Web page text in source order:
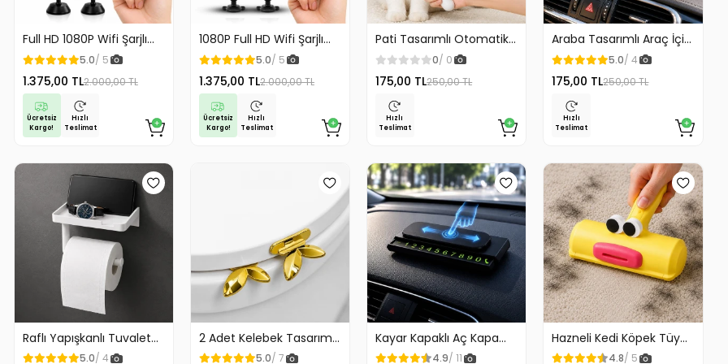
Full HD 1080P Wifi Şarjlı
Mini Güvenlik Kamerası
Geniş Açılı Balık Gözü
Maksimum Görüntü
Kalitesi
5.0/ 5
1.375,00 TL2.000,00 TL
Ücretsiz
Kargo!
Hızlı
Teslimat
1080P Full HD Wifi Şarjlı
Mini Güvenlik Kamerası
Geniş Açılı Balık Gözü
Maksimum Görüntü
Kalitesi
5.0/ 5
1.375,00 TL2.000,00 TL
Ücretsiz
Kargo!
Hızlı
Teslimat
Pati Tasarımlı Otomatik
Temizlenen Evcil Hayvan
Fırçası
0/ 0
175,00 TL250,00 TL
Hızlı
Teslimat
Araba Tasarımlı Araç İçi
Telefon Tutucu 360
Dönebilen Ayarlı
5.0/ 4
175,00 TL250,00 TL
Hızlı
Teslimat
Raflı Yapışkanlı Tuvalet
Kağıdı Askılığı
5.0/ 4
2 Adet Kelebek Tasarım
Klozet Kaldırma Aparatı
5.0/ 7
Kayar Kapaklı Aç Kapa
Araç Torpido Üstü
4.9/ 11
Hazneli Kedi Köpek Tüy
Temizleyici Kıl Toplayıcı
4.8/ 5